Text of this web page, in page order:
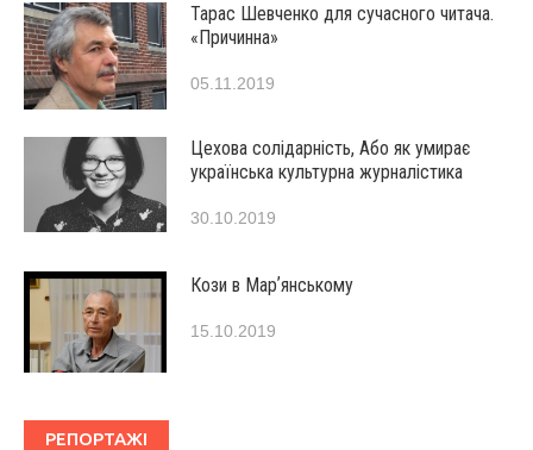
Тарас Шевченко для сучасного читача.
«Причинна»
05.11.2019
Цехова солідарність, Або як умирає
українська культурна журналістика
30.10.2019
Кози в Марʼянському
15.10.2019
РЕПОРТАЖІ